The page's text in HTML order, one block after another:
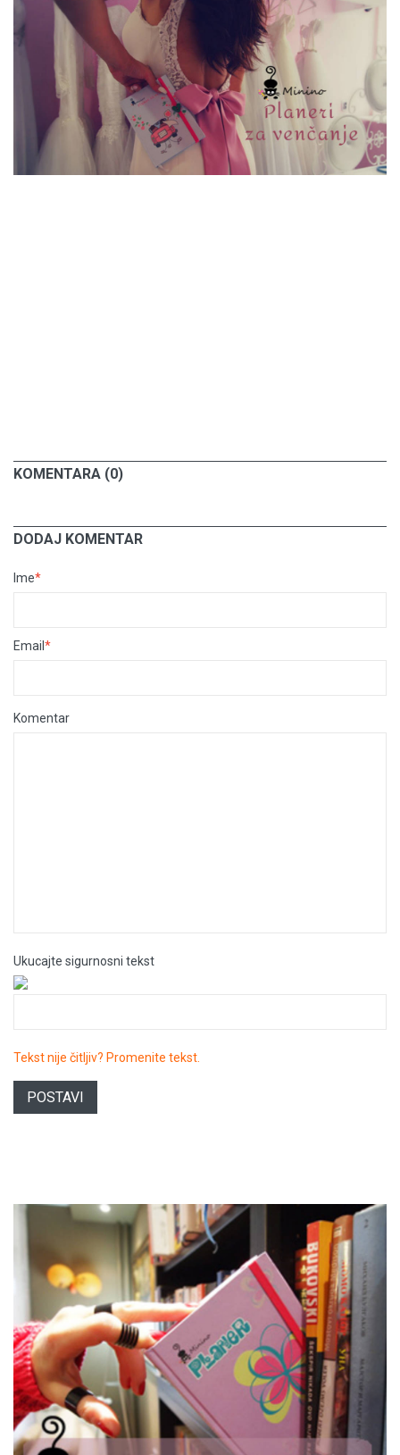
KOMENTARA (0)
DODAJ KOMENTAR
Ime*
Email *
Komentar
Ukucajte sigurnosni tekst
Tekst nije čitljiv? Promenite tekst.
POSTAVI